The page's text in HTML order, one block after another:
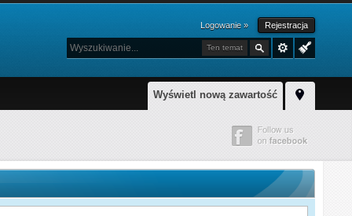
Logowanie » Rejestracja
Ten temat
Wyświetl nową zawartość